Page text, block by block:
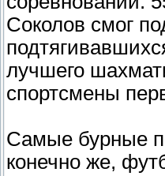
Соколов смог
лучшего
спортсмены
Самые бурные
конечно же,